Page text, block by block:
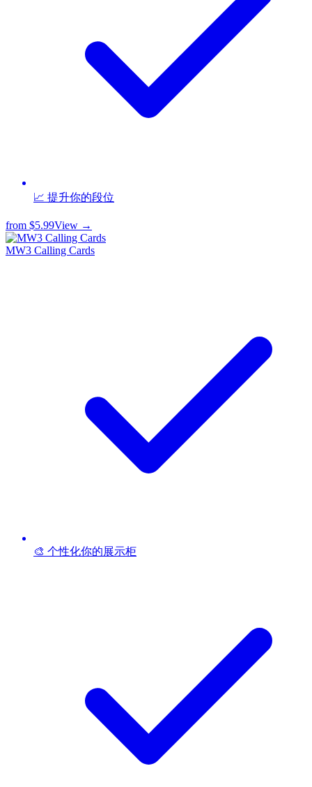
📈 提升你的段位
from $5.99View →
MW3 Calling Cards
🎨 个性化你的展示柜